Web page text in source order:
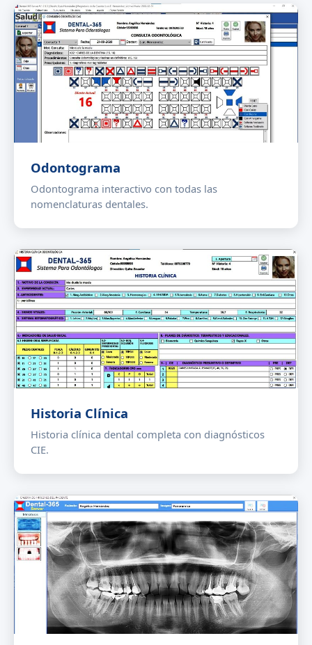
Odontograma
Odontograma interactivo con todas las
nomenclaturas dentales.
Historia Clínica
Historia clínica dental completa con diagnósticos
CIE.